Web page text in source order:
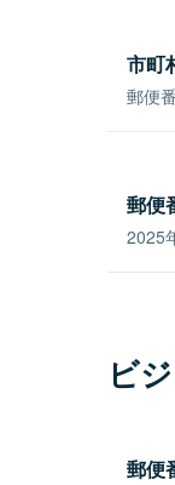
市町
郵便
郵便
2025
ビ
郵便